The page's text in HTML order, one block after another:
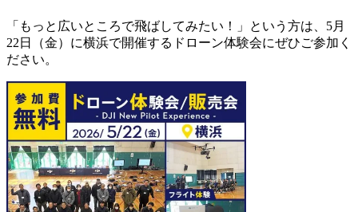
「もっと広いところで飛ばしてみたい！」という方は、5月
22日（金）に横浜で開催するドローン体験会にぜひご参加く
ださい。